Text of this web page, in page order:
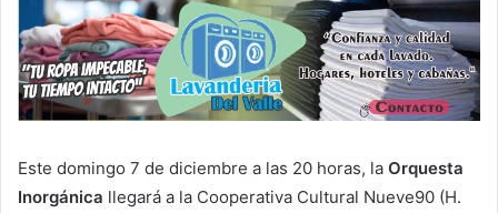
Este domingo 7 de diciembre a las 20 horas, la Orquesta
Inorgánica llegará a la Cooperativa Cultural Nueve90 (H.